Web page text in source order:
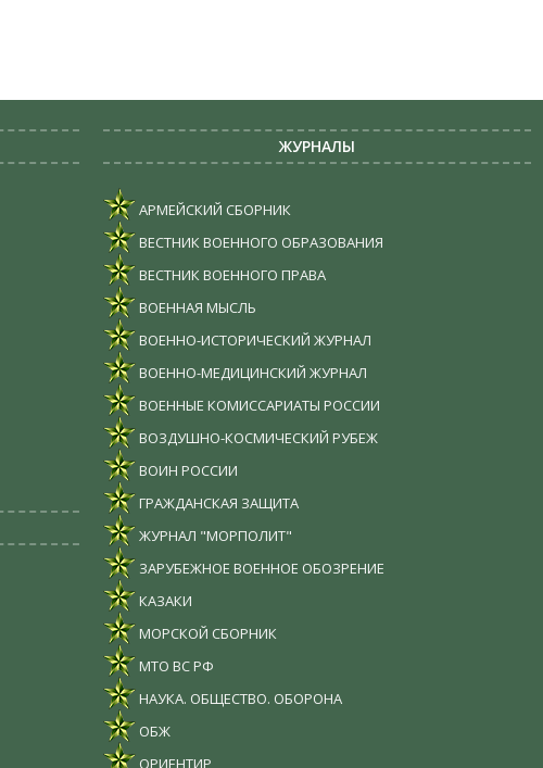
ЖУРНАЛЫ
АРМЕЙСКИЙ СБОРНИК
ВЕСТНИК ВОЕННОГО ОБРАЗОВАНИЯ
ВЕСТНИК ВОЕННОГО ПРАВА
ВОЕННАЯ МЫСЛЬ
ВОЕННО-ИСТОРИЧЕСКИЙ ЖУРНАЛ
ВОЕННО-МЕДИЦИНСКИЙ ЖУРНАЛ
ВОЕННЫЕ КОМИССАРИАТЫ РОССИИ
ВОЗДУШНО-КОСМИЧЕСКИЙ РУБЕЖ
ВОИН РОССИИ
ГРАЖДАНСКАЯ ЗАЩИТА
ЖУРНАЛ "МОРПОЛИТ"
ЗАРУБЕЖНОЕ ВОЕННОЕ ОБОЗРЕНИЕ
КАЗАКИ
МОРСКОЙ СБОРНИК
МТО ВС РФ
НАУКА. ОБЩЕСТВО. ОБОРОНА
ОБЖ
ОРИЕНТИР